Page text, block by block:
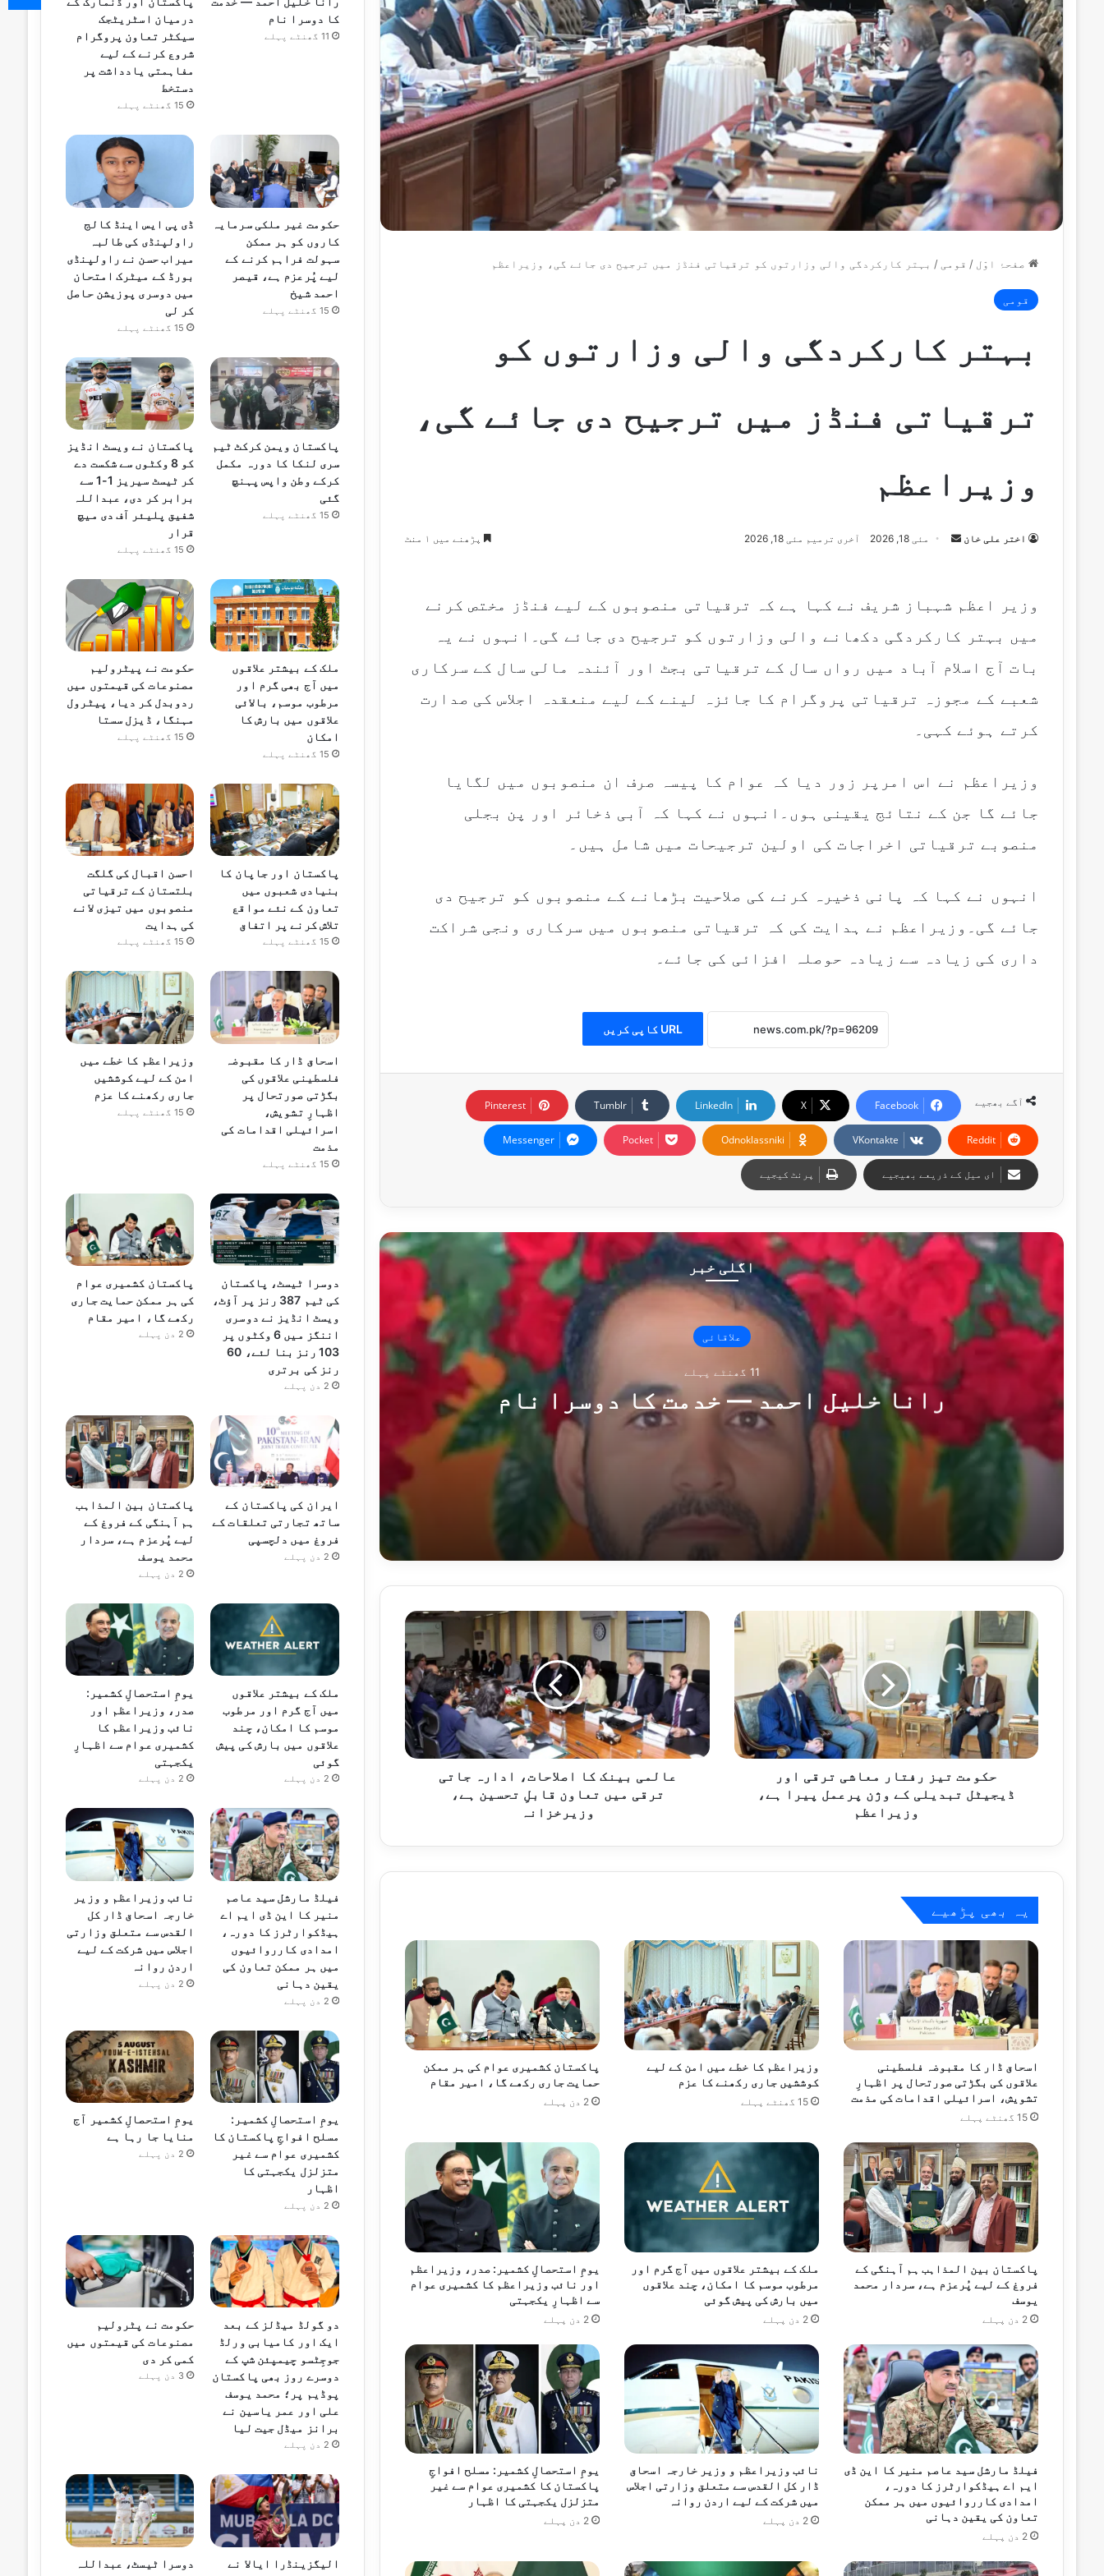
صفحۂ اوّل / قومی / بہتر کارکردگی والی وزارتوں کو ترقیاتی فنڈز میں ترجیح دی جائے گی، وزیراعظم
قومی
بہتر کارکردگی والی وزارتوں کو
ترقیاتی فنڈز میں ترجیح دی جائے گی،
وزیراعظم
اختر علی خان
Send مئی 18, 2026 آخری ترمیم مئی 18, 2026 پڑھنے میں ۱ منٹ
وزیر اعظم شہباز شریف نے کہا ہے کہ ترقیاتی منصوبوں کے لیے فنڈز مختص کرنے
میں بہتر کارکردگی دکھانے والی وزارتوں کو ترجیح دی جائے گی۔انہوں نے یہ
بات آج اسلام آباد میں رواں سال کے ترقیاتی بجٹ اور آئندہ مالی سال کے سرکاری
شعبے کے مجوزہ ترقیاتی پروگرام کا جائزہ لینے کے لیے منعقدہ اجلاس کی صدارت
کرتے ہوئے کہی۔
وزیراعظم نے اس امرپر زور دیا کہ عوام کا پیسہ صرف ان منصوبوں میں لگایا
جائے گا جن کے نتائج یقینی ہوں۔انہوں نے کہا کہ آبی ذخائر اور پن بجلی
منصوبے ترقیاتی اخراجات کی اولین ترجیحات میں شامل ہیں۔
انہوں نے کہا کہ پانی ذخیرہ کرنے کی صلاحیت بڑھانے کے منصوبوں کو ترجیح دی
جائے گی۔وزیراعظم نے ہدایت کی کہ ترقیاتی منصوبوں میں سرکاری ونجی شراکت
داری کی زیادہ سے زیادہ حوصلہ افزائی کی جائے۔
URL کاپی کریں
آگے بھجیے Facebook
X
LinkedIn
Tumblr
Pinterest
Reddit
VKontakte
Odnoklassniki
Pocket
Messenger
ای میل کے ذریعے بھیجیے پرنٹ کیجیے
اگلی خبر
علاقائی
11 گھنٹے پہلے
رانا خلیل احمد — خدمت کا دوسرا نام
رانا خلیل احمد — خدمت کا دوسرا نام
پاکستان اور ڈنمارک کے درمیان اسٹریٹجک سیکٹر تعاون پروگرام شروع کرنے کے لیے مفاہمتی یادداشت پر دستخط
15 گھنٹے پہلے
حکومت غیر ملکی سرمایہ کاروں کو ہر ممکن سہولت فراہم کرنے کے لیے پُرعزم ہے، قیصر احمد شیخ
15 گھنٹے پہلے
15 گھنٹے پہلے
پاکستان نے ویسٹ انڈیز کو 8 وکٹوں سے شکست دے کر ٹیسٹ سیریز 1-1 سے برابر کر دی، عبداللہ شفیق پلیئر آف دی میچ قرار
15 گھنٹے پہلے
ملک کے بیشتر علاقوں میں آج بھی گرم اور مرطوب موسم، بالائی علاقوں میں بارش کا امکان
15 گھنٹے پہلے
حکومت نے پیٹرولیم مصنوعات کی قیمتوں میں ردوبدل کر دیا، پیٹرول مہنگا، ڈیزل سستا
پاکستان اور جاپان کا بنیادی شعبوں میں تعاون کے نئے مواقع تلاش کرنے پر اتفاق
15 گھنٹے پہلے
احسن اقبال کی گلگت بلتستان کے ترقیاتی منصوبوں میں تیزی لانے کی ہدایت
حکومت
تیز
رفتار
معاشی
ترقی
اور
ڈیجیٹل
تبدیلی
کے
پرعمل
حکومت تیز رفتار معاشی ترقی اور
ڈیجیٹل تبدیلی کے وژن پرعمل پیرا ہے،
وزیراعظم
عالمی
اصلاحات،
ادارہ
جاتی
ترقی
میں
تعاون
عالمی بینک کا اصلاحات، ادارہ جاتی
ترقی میں تعاون قابلِ تحسین ہے،
وزیرخزانہ
یہ بھی پڑھیے
اسحاق ڈار کا مقبوضہ فلسطینی
علاقوں کی بگڑتی صورتحال پر اظہارِ
تشویش، اسرائیلی اقدامات کی مذمت
15 گھنٹے پہلے
وزیراعظم کا خطے میں امن کے لیے
کوششیں جاری رکھنے کا عزم
15 گھنٹے پہلے
پاکستان کشمیری عوام کی ہر ممکن
حمایت جاری رکھے گا، امیر مقام
2 دن پہلے
پاکستان بین المذاہب ہم آہنگی کے
فروغ کے لیے پُرعزم ہے، سردار محمد
یوسف
2 دن پہلے
ملک کے بیشتر علاقوں میں آج گرم اور
مرطوب موسم کا امکان، چند علاقوں
میں بارش کی پیش گوئی
2 دن پہلے
یومِ استحصالِ کشمیر: صدر، وزیراعظم
اور نائب وزیراعظم کا کشمیری عوام
سے اظہارِ یکجہتی
2 دن پہلے
فیلڈ مارشل سید عاصم منیر کا این ڈی
ایم اے ہیڈکوارٹرز کا دورہ،
امدادی کارروائیوں میں ہر ممکن
تعاون کی یقین دہانی
2 دن پہلے
نائب وزیراعظم و وزیر خارجہ اسحاق
ڈار کل القدس سے متعلق وزارتی اجلاس
میں شرکت کے لیے اردن روانہ
2 دن پہلے
یومِ استحصالِ کشمیر: مسلح افواجِ
پاکستان کا کشمیری عوام سے غیر
متزلزل یکجہتی کا اظہار
2 دن پہلے
کا دوسرا نام
11 گھنٹے پہلے
درمیان اسٹریٹجک
سیکٹر تعاون پروگرام
شروع کرنے کے لیے
مفاہمتی یادداشت پر
دستخط
15 گھنٹے پہلے
حکومت غیر ملکی سرمایہ
کاروں کو ہر ممکن
سہولت فراہم کرنے کے
لیے پُرعزم ہے، قیصر
احمد شیخ
15 گھنٹے پہلے
ڈی پی ایس اینڈ کالج
راولپنڈی کی طالبہ
میراب حسن نے راولپنڈی
بورڈ کے میٹرک امتحان
میں دوسری پوزیشن حاصل
کر لی
15 گھنٹے پہلے
پاکستان ویمن کرکٹ ٹیم
سری لنکا کا دورہ مکمل
کرکے وطن واپس پہنچ
گئی
15 گھنٹے پہلے
پاکستان نے ویسٹ انڈیز
کو 8 وکٹوں سے شکست دے
کر ٹیسٹ سیریز 1-1 سے
برابر کر دی، عبداللہ
شفیق پلیئر آف دی میچ
قرار
15 گھنٹے پہلے
ملک کے بیشتر علاقوں
میں آج بھی گرم اور
مرطوب موسم، بالائی
علاقوں میں بارش کا
امکان
15 گھنٹے پہلے
حکومت نے پیٹرولیم
مصنوعات کی قیمتوں میں
ردوبدل کر دیا، پیٹرول
مہنگا، ڈیزل سستا
15 گھنٹے پہلے
پاکستان اور جاپان کا
بنیادی شعبوں میں
تعاون کے نئے مواقع
تلاش کرنے پر اتفاق
15 گھنٹے پہلے
احسن اقبال کی گلگت
بلتستان کے ترقیاتی
منصوبوں میں تیزی لانے
کی ہدایت
15 گھنٹے پہلے
اسحاق ڈار کا مقبوضہ
فلسطینی علاقوں کی
بگڑتی صورتحال پر
اظہارِ تشویش،
اسرائیلی اقدامات کی
مذمت
15 گھنٹے پہلے
وزیراعظم کا خطے میں
امن کے لیے کوششیں
جاری رکھنے کا عزم
15 گھنٹے پہلے
دوسرا ٹیسٹ، پاکستان
کی ٹیم 387 رنز پر آؤٹ،
ویسٹ انڈیز نے دوسری
اننگز میں 6 وکٹوں پر
103 رنز بنا لئے، 60
رنز کی برتری
2 دن پہلے
پاکستان کشمیری عوام
کی ہر ممکن حمایت جاری
رکھے گا، امیر مقام
2 دن پہلے
ایران کی پاکستان کے
ساتھ تجارتی تعلقات کے
فروغ میں دلچسپی
2 دن پہلے
پاکستان بین المذاہب
ہم آہنگی کے فروغ کے
لیے پُرعزم ہے، سردار
محمد یوسف
2 دن پہلے
ملک کے بیشتر علاقوں
میں آج گرم اور مرطوب
موسم کا امکان، چند
علاقوں میں بارش کی پیش
گوئی
2 دن پہلے
یومِ استحصالِ کشمیر:
صدر، وزیراعظم اور
نائب وزیراعظم کا
کشمیری عوام سے اظہارِ
یکجہتی
2 دن پہلے
فیلڈ مارشل سید عاصم
منیر کا این ڈی ایم اے
ہیڈکوارٹرز کا دورہ،
امدادی کارروائیوں
میں ہر ممکن تعاون کی
یقین دہانی
2 دن پہلے
نائب وزیراعظم و وزیر
خارجہ اسحاق ڈار کل
القدس سے متعلق وزارتی
اجلاس میں شرکت کے لیے
اردن روانہ
2 دن پہلے
یومِ استحصالِ کشمیر:
مسلح افواجِ پاکستان کا
کشمیری عوام سے غیر
متزلزل یکجہتی کا
اظہار
2 دن پہلے
یومِ استحصالِ کشمیر آج
منایا جا رہا ہے
2 دن پہلے
دو گولڈ میڈلز کے بعد
ایک اور کامیابی ورلڈ
جوجِٹسو چیمپئن شپ کے
دوسرے روز بھی پاکستان
پوڈیم پر؛ محمد یوسف
علی اور عمر یاسین نے
برانز میڈل جیت لیا
2 دن پہلے
حکومت نے پٹرولیم
مصنوعات کی قیمتوں میں
کمی کر دی
3 دن پہلے
الیگزینڈرا ایالا نے
دوسرا ٹیسٹ، عبداللہ